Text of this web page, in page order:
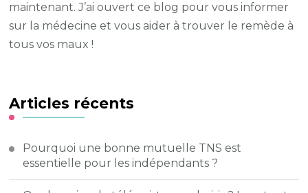
maintenant. J’ai ouvert ce blog pour vous informer
sur la médecine et vous aider à trouver le remède à
tous vos maux !
Articles récents
Pourquoi une bonne mutuelle TNS est
essentielle pour les indépendants ?